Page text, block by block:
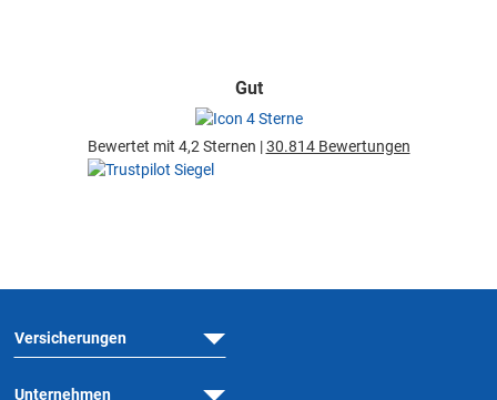
Gut
Bewertet mit 4,2 Sternen |30.814 Bewertungen
Versicherungen
Unternehmen